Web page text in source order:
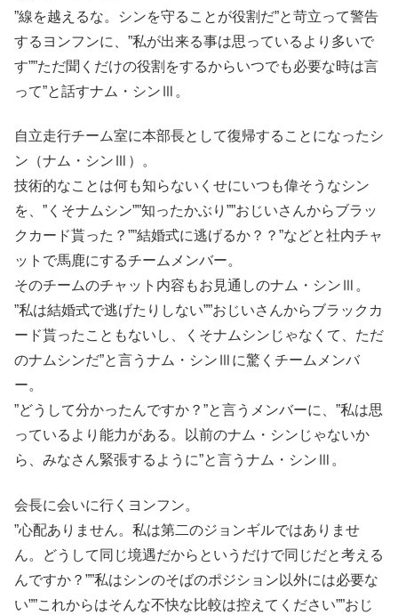
”線を越えるな。シンを守ることが役割だ”と苛立って警告
するヨンフンに、”私が出来る事は思っているより多いで
す””ただ聞くだけの役割をするからいつでも必要な時は言
って”と話すナム・シンⅢ。
自立走行チーム室に本部長として復帰することになったシ
ン（ナム・シンⅢ）。
技術的なことは何も知らないくせにいつも偉そうなシン
を、”くそナムシン””知ったかぶり””おじいさんからブラッ
クカード貰った？””結婚式に逃げるか？？”などと社内チャ
ットで馬鹿にするチームメンバー。
そのチームのチャット内容もお見通しのナム・シンⅢ。
”私は結婚式で逃げたりしない””おじいさんからブラックカ
ード貰ったこともないし、くそナムシンじゃなくて、ただ
のナムシンだ”と言うナム・シンⅢに驚くチームメンバ
ー。
”どうして分かったんですか？”と言うメンバーに、”私は思
っているより能力がある。以前のナム・シンじゃないか
ら、みなさん緊張するように”と言うナム・シンⅢ。
会長に会いに行くヨンフン。
”心配ありません。私は第二のジョンギルではありませ
ん。どうして同じ境遇だからというだけで同じだと考える
んですか？””私はシンのそばのポジション以外には必要な
い””これからはそんな不快な比較は控えてください””おじ